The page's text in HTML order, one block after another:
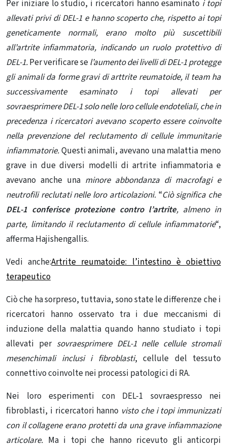
Per iniziare lo studio, i ricercatori hanno esaminato i topi
allevati privi di DEL-1 e hanno scoperto che, rispetto ai topi
geneticamente normali, erano molto più suscettibili
all’artrite infiammatoria, indicando un ruolo protettivo di
DEL-1.Per verificare sel’aumento dei livelli di DEL-1 protegge
gli animali da forme gravi di arttrite reumatoide, il team ha
successivamente esaminato i topi allevati per
sovraesprimere DEL-1 solo nelle lorocellule endoteliali, che in
precedenza i ricercatori avevano scoperto essere coinvolte
nella prevenzione del reclutamento di cellule immunitarie
infiammatorie.Questi animali, avevano una malattia meno
grave in due diversi modelli di artrite infiammatoria e
avevano anche una minore abbondanza di macrofagi e
neutrofili reclutati nelle loro articolazioni. “Ciò significa che
DEL-1 conferisce protezione contro l’artrite, almeno in
parte, limitando il reclutamento di cellule infiammatorie“,
afferma Hajishengallis.
Vedi anche:Artrite reumatoide: l’intestino è obiettivo
terapeutico
Ciò che ha sorpreso, tuttavia, sono state le differenze che i
ricercatori hanno osservato tra i due meccanismi di
induzione della malattia quando hanno studiato i topi
allevati persovraesprimere DEL-1 nelle cellule stromali
mesenchimali inclusi i fibroblasti, cellule del tessuto
connettivo coinvolte nei processi patologici di RA.
Nei loro esperimenti con DEL-1 sovraespresso nei
fibroblasti, i ricercatori hanno visto che i topi immunizzati
con il collagene erano protetti da una grave infiammazione
articolare. Ma i topi che hanno ricevuto gli anticorpi